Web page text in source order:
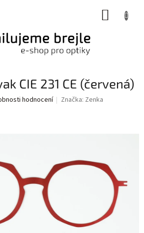
CIE 231 CE (červená)
hodnocení Značka: Zenka